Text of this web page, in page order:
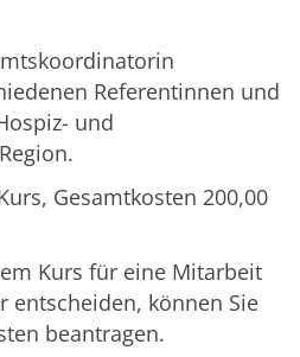
Referentinnen und
und
Gesamtkosten 200,00
Kurs für eine Mitarbeit
entscheiden, können Sie
beantragen.